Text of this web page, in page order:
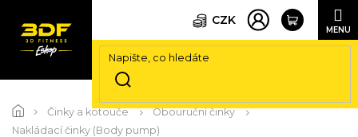
na
obsah
CZK
Činky a kotouče
Obouruční činky
Nakládací činky (Body pump)